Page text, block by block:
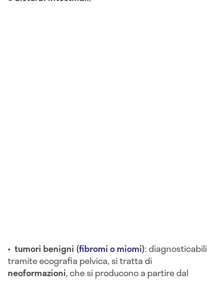
• tumori benigni (fibromi o miomi): diagnosticabili
tramite ecografia pelvica, si tratta di
neoformazioni, che si producono a partire dal